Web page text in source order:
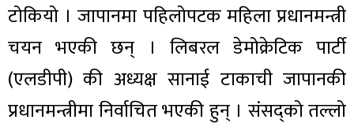
टोकियो । जापानमा पहिलोपटक महिला प्रधानमन्त्री
चयन भएकी छन् । लिबरल डेमोक्रेटिक पार्टी
(एलडीपी) की अध्यक्ष सानाई टाकाची जापानकी
प्रधानमन्त्रीमा निर्वाचित भएकी हुन् । संसद्को तल्लो